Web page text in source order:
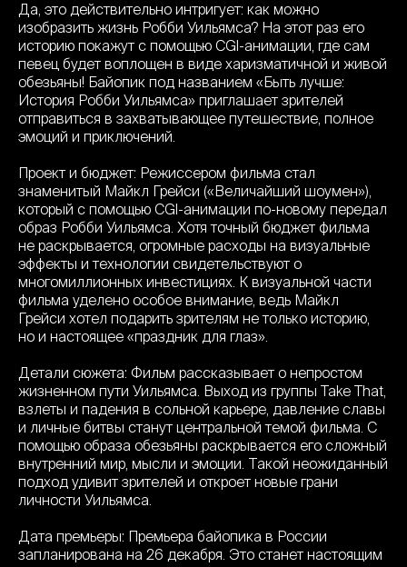
Да, это действительно интригует: как можно
изобразить жизнь Робби Уильямса? На этот раз его
историю покажут с помощью CGI-анимации, где сам
певец будет воплощен в виде харизматичной и живой
обезьяны! Байопик под названием «Быть лучше:
История Робби Уильямса» приглашает зрителей
отправиться в захватывающее путешествие, полное
эмоций и приключений.
Проект и бюджет: Режиссером фильма стал
знаменитый Майкл Грейси («Величайший шоумен»),
который с помощью CGI-анимации по-новому передал
образ Робби Уильямса. Хотя точный бюджет фильма
не раскрывается, огромные расходы на визуальные
эффекты и технологии свидетельствуют о
многомиллионных инвестициях. К визуальной части
фильма уделено особое внимание, ведь Майкл
Грейси хотел подарить зрителям не только историю,
но и настоящее «праздник для глаз».
Детали сюжета: Фильм рассказывает о непростом
жизненном пути Уильямса. Выход из группы Take That,
взлеты и падения в сольной карьере, давление славы
и личные битвы станут центральной темой фильма. С
помощью образа обезьяны раскрывается его сложный
внутренний мир, мысли и эмоции. Такой неожиданный
подход удивит зрителей и откроет новые грани
личности Уильямса.
Дата премьеры: Премьера байопика в России
запланирована на 26 декабря. Это станет настоящим